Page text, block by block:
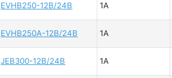
EVHB250-12B/24B 1A
EVHB250A-12B/24B 1A
JEB300-12B/24B 1A